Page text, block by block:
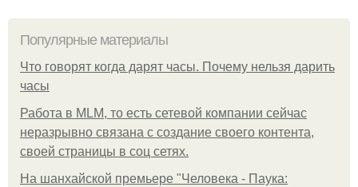
Популярные материалы
Что говорят когда дарят часы. Почему нельзя дарить
часы
Работа в MLM, то есть сетевой компании сейчас
неразрывно связана с создание своего контента,
своей страницы в соц сетях.
На шанхайской премьере "Человека - Паука: